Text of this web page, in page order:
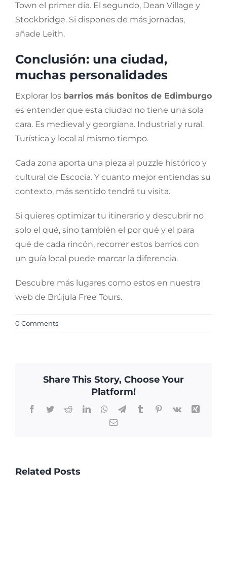
Town el primer día. El segundo, Dean Village y
Stockbridge. Si dispones de más jornadas,
añade Leith.
Conclusión: una ciudad,
muchas personalidades
Explorar los barrios más bonitos de Edimburgo
es entender que esta ciudad no tiene una sola
cara. Es medieval y georgiana. Industrial y rural.
Turística y local al mismo tiempo.
Cada zona aporta una pieza al puzzle histórico y
cultural de Escocia. Y cuanto mejor entiendas su
contexto, más sentido tendrá tu visita.
Si quieres optimizar tu itinerario y descubrir no
solo el qué, sino también el por qué y el para
qué de cada rincón, recorrer estos barrios con
un guía local puede marcar la diferencia.
Descubre más lugares como estos en nuestra
web de Brújula Free Tours.
0 Comments
Share This Story, Choose Your
Platform!
Facebook
TwitterRedditLinkedInWhatsApp
TelegramTumblrPinterest
Vk
Xing
Email
Related Posts